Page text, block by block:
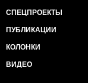
СПЕЦПРОЕКТЫ
ПУБЛИКАЦИИ
КОЛОНКИ
ВИДЕО